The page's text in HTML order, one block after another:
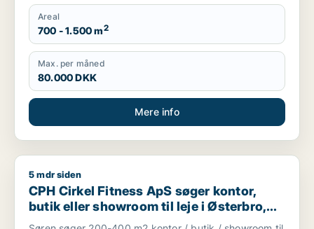
Areal
700 - 1.500 m2
Max. per måned
80.000 DKK
Mere info
CPH Cirkel Fitness ApS søger kontor, butik eller
5 mdr siden
CPH Cirkel Fitness ApS søger kontor,
butik eller showroom til leje i Østerbro,
Nordhavn eller Kongens Lyngby m.fl.